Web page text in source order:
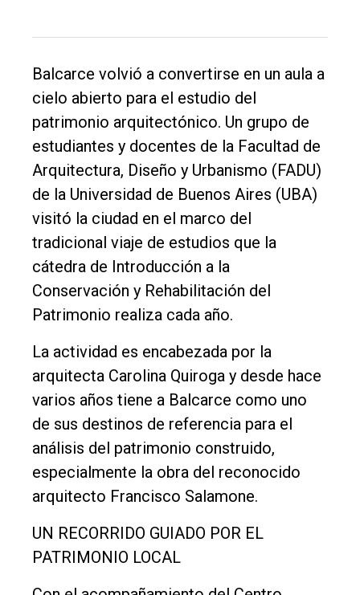
El
único
DIARIO
Balcarce
Inicio
Tendencia
Int.
General
Política
Cultura
Entrevistas
Rural
Deportes
Fúnebres
Edición
Balcarce volvió a convertirse en un aula a
cielo abierto para el estudio del
patrimonio arquitectónico. Un grupo de
estudiantes y docentes de la Facultad de
Arquitectura, Diseño y Urbanismo (FADU)
de la Universidad de Buenos Aires (UBA)
visitó la ciudad en el marco del
tradicional viaje de estudios que la
cátedra de Introducción a la
Conservación y Rehabilitación del
Patrimonio realiza cada año.
La actividad es encabezada por la
arquitecta Carolina Quiroga y desde hace
varios años tiene a Balcarce como uno
de sus destinos de referencia para el
análisis del patrimonio construido,
especialmente la obra del reconocido
arquitecto Francisco Salamone.
UN RECORRIDO GUIADO POR EL
PATRIMONIO LOCAL